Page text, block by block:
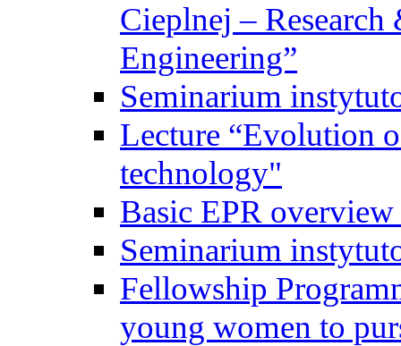
Cieplnej –
Engineering”
Seminarium
Lecture “Evolution
technology"
Basic EPR overview
Seminarium
Fellowship
young women to